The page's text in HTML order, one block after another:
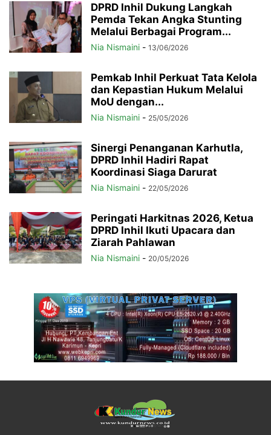
DPRD Inhil Dukung Langkah
Pemda Tekan Angka Stunting
Melalui Berbagai Program...
Nia Nismaini - 13/06/2026
Pemkab Inhil Perkuat Tata Kelola
dan Kepastian Hukum Melalui
MoU dengan...
Nia Nismaini - 25/05/2026
Sinergi Penanganan Karhutla,
DPRD Inhil Hadiri Rapat
Koordinasi Siaga Darurat
Nia Nismaini - 22/05/2026
Peringati Harkitnas 2026, Ketua
DPRD Inhil Ikuti Upacara dan
Ziarah Pahlawan
Nia Nismaini - 20/05/2026